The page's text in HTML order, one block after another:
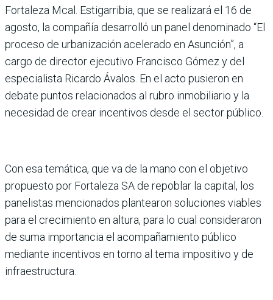
Fortaleza Mcal. Estigarribia, que se realizará el 16 de
agosto, la compañía desarrolló un panel denominado “El
proceso de urbanización acelerado en Asunción”, a
cargo de director ejecutivo Francisco Gómez y del
especialista Ricardo Ávalos. En el acto pusieron en
debate puntos relacionados al rubro inmobiliario y la
necesidad de crear incentivos desde el sector público.
Con esa temática, que va de la mano con el objetivo
propuesto por Fortaleza SA de repoblar la capital, los
panelistas mencionados plantearon soluciones viables
para el crecimiento en altura, para lo cual consideraron
de suma importancia el acompañamiento público
mediante incentivos en torno al tema impositivo y de
infraestructura.